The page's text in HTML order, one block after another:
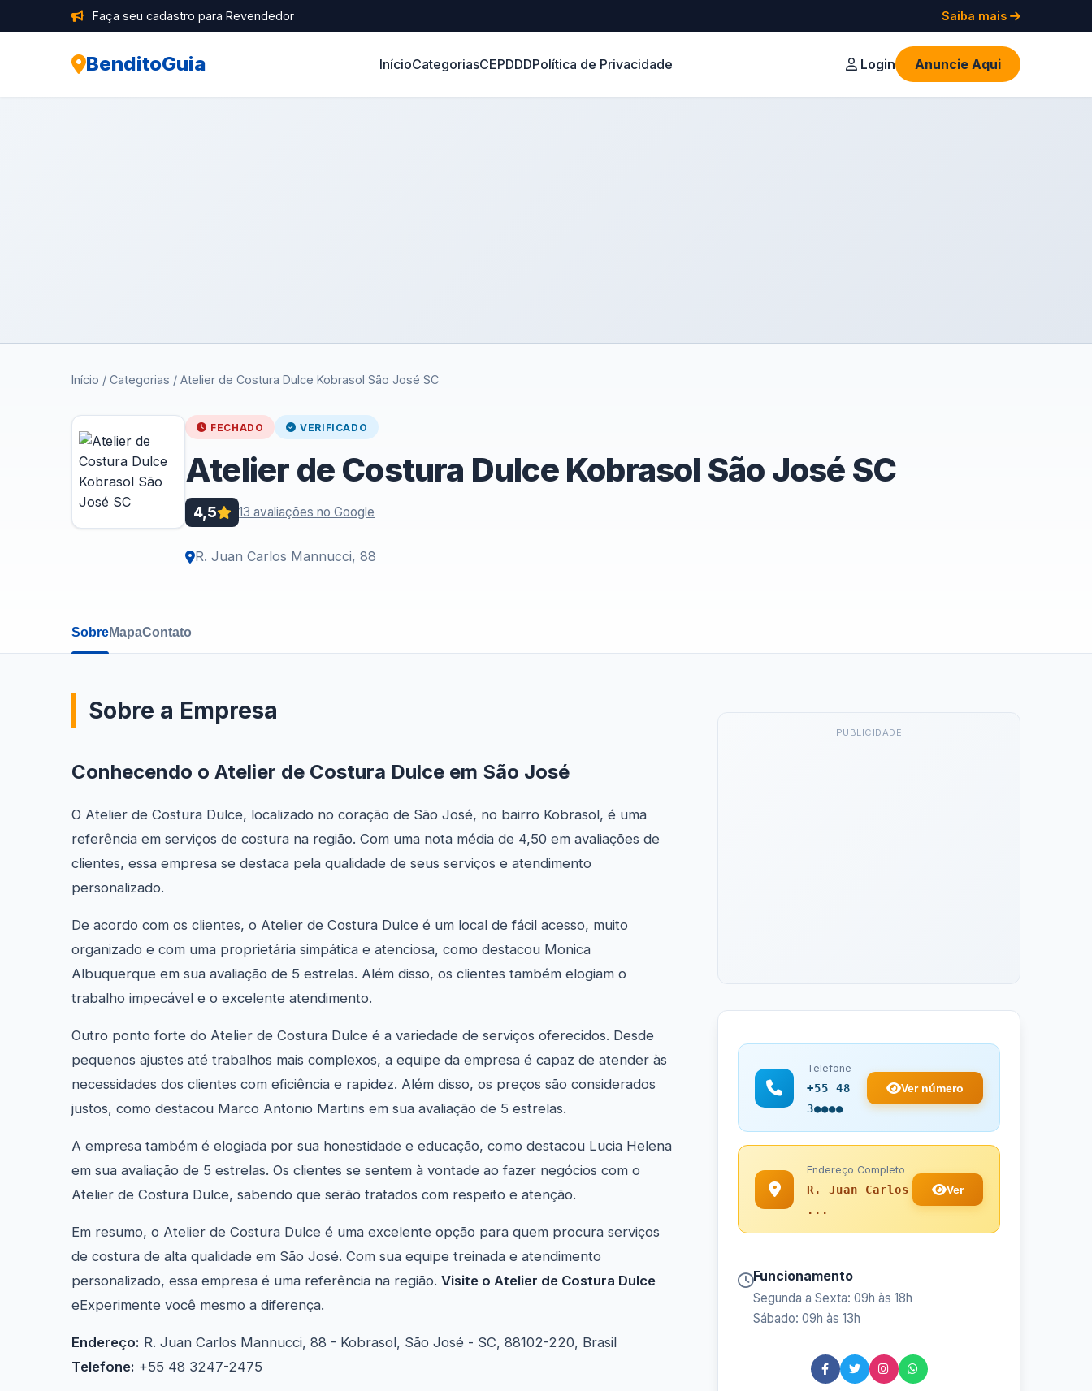
Faça seu cadastro para Revendedor Saiba mais
BenditoGuia InícioCategoriasCEPDDDPolítica de Privacidade Login Anuncie Aqui
Início / Categorias / Atelier de Costura Dulce Kobrasol São José SC
FECHADO VERIFICADO
Atelier de Costura Dulce Kobrasol São José SC
4,5 13 avaliações no Google
R. Juan Carlos Mannucci, 88
SobreMapaContato
Sobre a Empresa
Conhecendo o Atelier de Costura Dulce em São José
O Atelier de Costura Dulce, localizado no coração de São José, no bairro Kobrasol, é uma
referência em serviços de costura na região. Com uma nota média de 4,50 em avaliações de
clientes, essa empresa se destaca pela qualidade de seus serviços e atendimento
personalizado.
De acordo com os clientes, o Atelier de Costura Dulce é um local de fácil acesso, muito
organizado e com uma proprietária simpática e atenciosa, como destacou Monica
Albuquerque em sua avaliação de 5 estrelas. Além disso, os clientes também elogiam o
trabalho impecável e o excelente atendimento.
Outro ponto forte do Atelier de Costura Dulce é a variedade de serviços oferecidos. Desde
pequenos ajustes até trabalhos mais complexos, a equipe da empresa é capaz de atender às
necessidades dos clientes com eficiência e rapidez. Além disso, os preços são considerados
justos, como destacou Marco Antonio Martins em sua avaliação de 5 estrelas.
A empresa também é elogiada por sua honestidade e educação, como destacou Lucia Helena
em sua avaliação de 5 estrelas. Os clientes se sentem à vontade ao fazer negócios com o
Atelier de Costura Dulce, sabendo que serão tratados com respeito e atenção.
Em resumo, o Atelier de Costura Dulce é uma excelente opção para quem procura serviços
de costura de alta qualidade em São José. Com sua equipe treinada e atendimento
personalizado, essa empresa é uma referência na região. Visite o Atelier de Costura Dulce
eExperimente você mesmo a diferença.
Endereço: R. Juan Carlos Mannucci, 88 - Kobrasol, São José - SC, 88102-220, Brasil
Telefone: +55 48 3247-2475
PUBLICIDADE
Telefone
+55 48
3●●●●
Ver número
Endereço Completo
R. Juan Carlos
...
Ver
Funcionamento
Segunda a Sexta: 09h às 18h
Sábado: 09h às 13h